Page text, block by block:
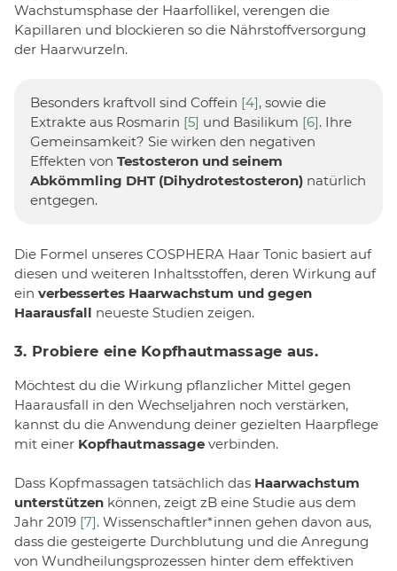
Wachstumsphase der Haarfollikel, verengen die
Kapillaren und blockieren so die Nährstoffversorgung
der Haarwurzeln.
Besonders kraftvoll sind Coffein [4], sowie die
Extrakte aus Rosmarin [5] und Basilikum [6]. Ihre
Gemeinsamkeit? Sie wirken den negativen
Effekten von Testosteron und seinem
Abkömmling DHT (Dihydrotestosteron) natürlich
entgegen.
Die Formel unseres COSPHERA Haar Tonic basiert auf
diesen und weiteren Inhaltsstoffen, deren Wirkung auf
ein verbessertes Haarwachstum und gegen
Haarausfall neueste Studien zeigen.
3. Probiere eine Kopfhautmassage aus.
Möchtest du die Wirkung pflanzlicher Mittel gegen
Haarausfall in den Wechseljahren noch verstärken,
kannst du die Anwendung deiner gezielten Haarpflege
mit einer Kopfhautmassage verbinden.
Dass Kopfmassagen tatsächlich das Haarwachstum
unterstützen können, zeigt zB eine Studie aus dem
Jahr 2019 [7]. Wissenschaftler*innen gehen davon aus,
dass die gesteigerte Durchblutung und die Anregung
von Wundheilungsprozessen hinter dem effektiven